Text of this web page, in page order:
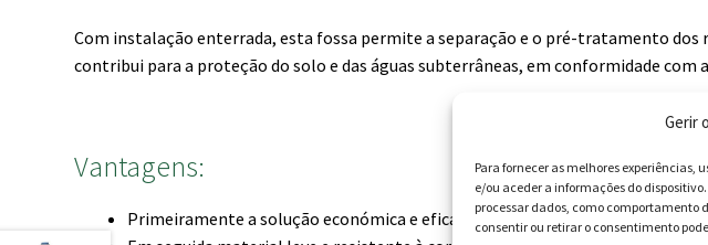
Gerir
Para fornecer as melhores experiências,
e/ou aceder a informações do
processar dados, como comportamento
consentir ou retirar o consentimento
Com instalação enterrada, esta fossa permite a separação e o pré-tratamento dos
contribui para a proteção do solo e das águas subterrâneas, em conformidade com
Vantagens:
Primeiramente a solução económica e eficaz